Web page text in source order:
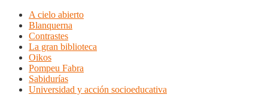
A cielo abierto
Blanquerna
Contrastes
La gran biblioteca
Oikos
Pompeu Fabra
Sabidurías
Universidad y acción socioeducativa